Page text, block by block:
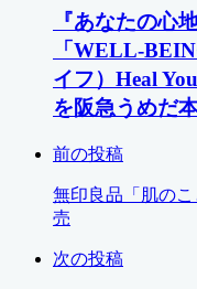
『あなたの心
「WELL-
イフ）Heal
を阪急うめだ
前の投稿
無印良品「肌の
売
次の投稿